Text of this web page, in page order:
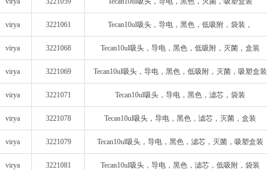
virya 3221061 Tecan10ul吸头，导电，黑色，低吸附，袋装，
virya 3221068 Tecan10ul吸头，导电，黑色，低吸附，灭菌，盒装
virya 3221069 Tecan10ul吸头，导电，黑色，低吸附，灭菌，吸塑盒装
virya 3221071 Tecan10ul吸头，导电，黑色，滤芯，袋装
virya 3221078 Tecan10ul吸头，导电，黑色，滤芯，灭菌，盒装
virya 3221079 Tecan10ul吸头，导电，黑色，滤芯，灭菌，吸塑盒装
virya 3221081 Tecan10ul吸头，导电，黑色，滤芯，低吸附，袋装